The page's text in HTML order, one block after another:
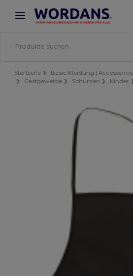
× Wordans App
Bessere Preise in der App!
Startseite Basic Kleidung | Accessoires
Gastgewerbe
Schürzen Kinder